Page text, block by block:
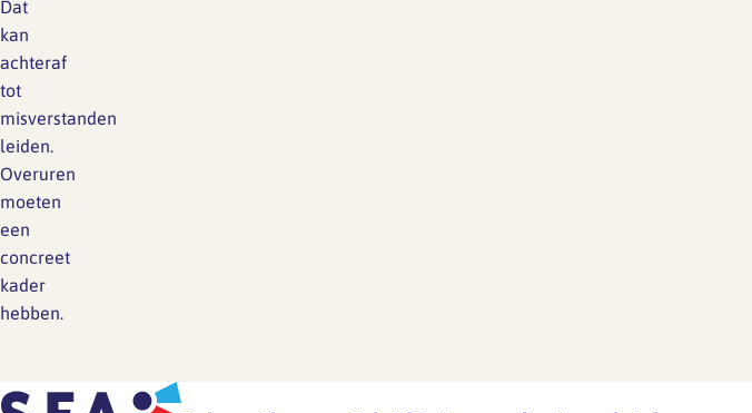
Dat
kan
achteraf
tot
misverstanden
leiden.
Overuren
moeten
een
concreet
kader
hebben.